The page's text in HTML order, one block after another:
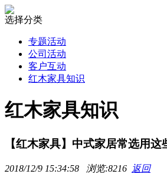
选择分类
专题活动
公司活动
客户互动
红木家具知识
红木家具知识
【红木家具】中式家居常选用
2018/12/9 15:34:58 浏览:8216 返回